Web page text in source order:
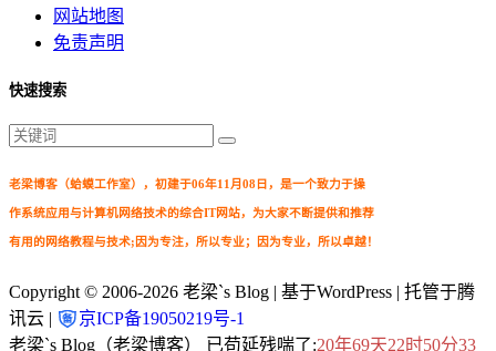
网站地图
免责声明
快速搜索
老梁博客（蛤蟆工作室），初建于06年11月08日，是一个致力于操
作系统应用与计算机网络技术的综合IT网站，为大家不断提供和推荐
有用的网络教程与技术;因为专注，所以专业；因为专业，所以卓越！
Copyright © 2006-2026 老梁`s Blog | 基于WordPress | 托管于腾
讯云 |
京ICP备19050219号-1
老梁`s Blog（老梁博客） 已苟延残喘了:20年69天22时50分34